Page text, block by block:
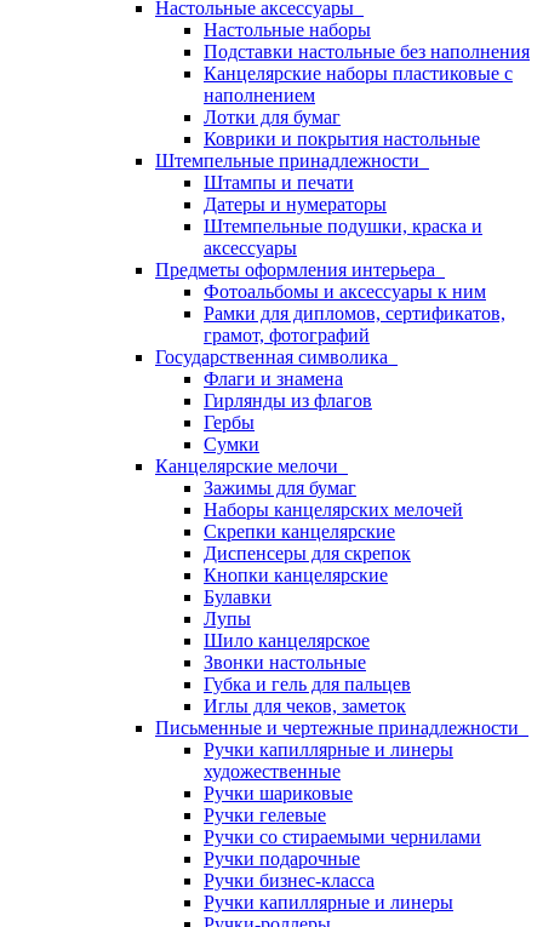
Настольные аксессуары
Настольные наборы
Подставки настольные без наполнения
Канцелярские наборы пластиковые с
наполнением
Лотки для бумаг
Коврики и покрытия настольные
Штемпельные принадлежности
Штампы и печати
Датеры и нумераторы
Штемпельные подушки, краска и
аксессуары
Предметы оформления интерьера
Фотоальбомы и аксессуары к ним
Рамки для дипломов, сертификатов,
грамот, фотографий
Государственная символика
Флаги и знамена
Гирлянды из флагов
Гербы
Сумки
Канцелярские мелочи
Зажимы для бумаг
Наборы канцелярских мелочей
Скрепки канцелярские
Диспенсеры для скрепок
Кнопки канцелярские
Булавки
Лупы
Шило канцелярское
Звонки настольные
Губка и гель для пальцев
Иглы для чеков, заметок
Письменные и чертежные принадлежности
Ручки капиллярные и линеры
художественные
Ручки шариковые
Ручки гелевые
Ручки со стираемыми чернилами
Ручки подарочные
Ручки бизнес-класса
Ручки капиллярные и линеры